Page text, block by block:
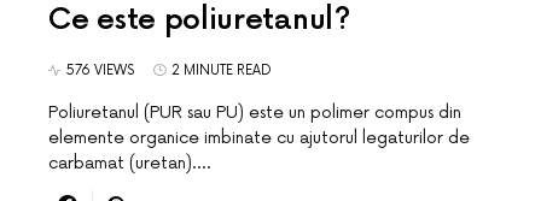
Ce este poliuretanul?
576 VIEWS 2 MINUTE READ
Poliuretanul (PUR sau PU) este un polimer compus din
elemente organice imbinate cu ajutorul legaturilor de
carbamat (uretan).…